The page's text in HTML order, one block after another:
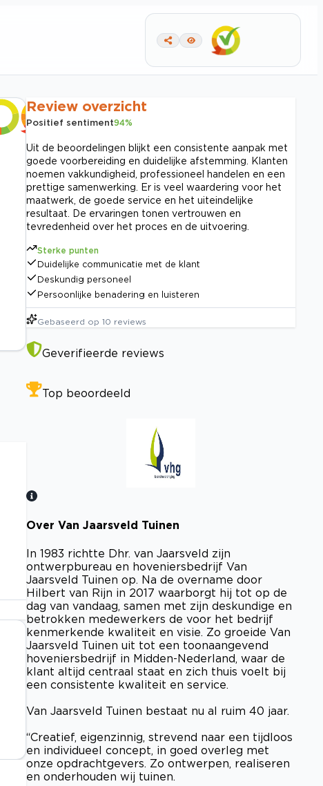
Review overzicht
Positief sentiment94%
Uit de beoordelingen blijkt een consistente aanpak met
goede voorbereiding en duidelijke afstemming. Klanten
noemen vakkundigheid, professioneel handelen en een
prettige samenwerking. Er is veel waardering voor het
maatwerk, de goede service en het uiteindelijke
resultaat. De ervaringen tonen vertrouwen en
tevredenheid over het proces en de uitvoering.
Sterke punten
Duidelijke communicatie met de klant
Deskundig personeel
Persoonlijke benadering en luisteren
Gebaseerd op 10 reviews
Geverifieerde reviews
Top beoordeeld
Bekijk certificaat
Over Van Jaarsveld Tuinen
In 1983 richtte Dhr. van Jaarsveld zijn
ontwerpbureau en hoveniersbedrijf Van
Jaarsveld Tuinen op. Na de overname door
Hilbert van Rijn in 2017 waarborgt hij tot op de
dag van vandaag, samen met zijn deskundige en
betrokken medewerkers de voor het bedrijf
kenmerkende kwaliteit en visie. Zo groeide Van
Jaarsveld Tuinen uit tot een toonaangevend
hoveniersbedrijf in Midden-Nederland, waar de
klant altijd centraal staat en zich thuis voelt bij
een consistente kwaliteit en service.
Van Jaarsveld Tuinen bestaat nu al ruim 40 jaar.
“Creatief, eigenzinnig, strevend naar een tijdloos
en individueel concept, in goed overleg met
onze opdrachtgevers. Zo ontwerpen, realiseren
en onderhouden wij tuinen.